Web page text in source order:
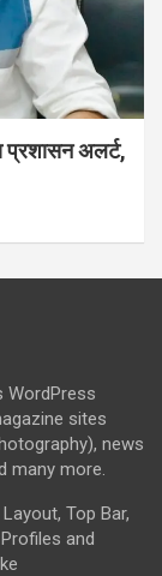
प्रशासन अलर्ट,
WordPress
sites
news
many more.
Top Bar,
and